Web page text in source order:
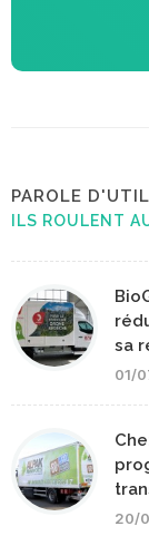
PAROLE
ILS ROULENT
sa
01/
20/